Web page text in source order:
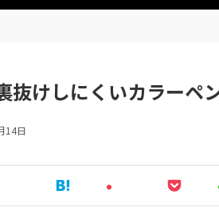
抜けしにくいカラーペ
14日